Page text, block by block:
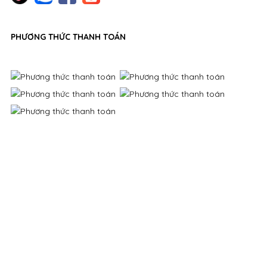
PHƯƠNG THỨC THANH TOÁN